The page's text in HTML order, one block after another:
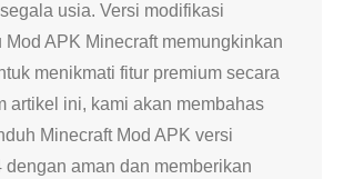
usia. Versi modifikasi
Mod APK Minecraft memungkinkan
menikmati fitur premium secara
artikel ini, kami akan membahas
Minecraft Mod APK versi
dengan aman dan memberikan